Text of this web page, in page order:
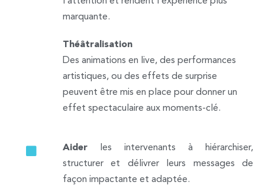
marquante.
Théâtralisation
Des animations en live, des performances
artistiques, ou des effets de surprise
peuvent être mis en place pour donner un
effet spectaculaire aux moments-clé.
Aiderles intervenants à hiérarchiser,
structurer et délivrer leurs messages de
façon impactante et adaptée.